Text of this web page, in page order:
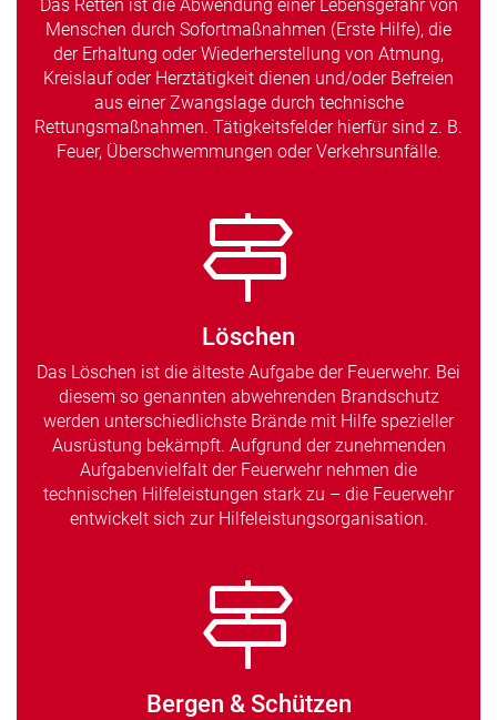
Das Retten ist die Abwendung einer Lebensgefahr von
Menschen durch Sofortmaßnahmen (Erste Hilfe), die
der Erhaltung oder Wiederherstellung von Atmung,
Kreislauf oder Herztätigkeit dienen und/oder Befreien
aus einer Zwangslage durch technische
Rettungsmaßnahmen. Tätigkeitsfelder hierfür sind z. B.
Feuer, Überschwemmungen oder Verkehrsunfälle.
Löschen
Das Löschen ist die älteste Aufgabe der Feuerwehr. Bei
diesem so genannten abwehrenden Brandschutz
werden unterschiedlichste Brände mit Hilfe spezieller
Ausrüstung bekämpft. Aufgrund der zunehmenden
Aufgabenvielfalt der Feuerwehr nehmen die
technischen Hilfeleistungen stark zu – die Feuerwehr
entwickelt sich zur Hilfeleistungsorganisation.
Bergen & Schützen